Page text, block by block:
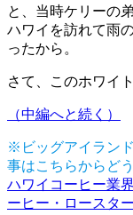
と、当時ケリーの
ハワイを訪れて雨
ったから。
さて、このホワイ
（中編へと続く）
※ビッグアイラン
事はこちらからどう
ハワイコーヒー業
ーヒー・ロースタ